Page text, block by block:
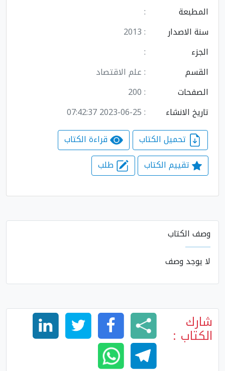
المطبعة
:
سنة الاصدار
: 2013
الجزء
:
القسم
: علم الاقتصاد
الصفحات
: 200
تاريخ الانشاء
: 2023-06-25 07:42:37
قراءة الكتاب
تقييم الكتاب
طلب
وصف الكتاب
لا يوجد وصف
شارك
الكتاب :